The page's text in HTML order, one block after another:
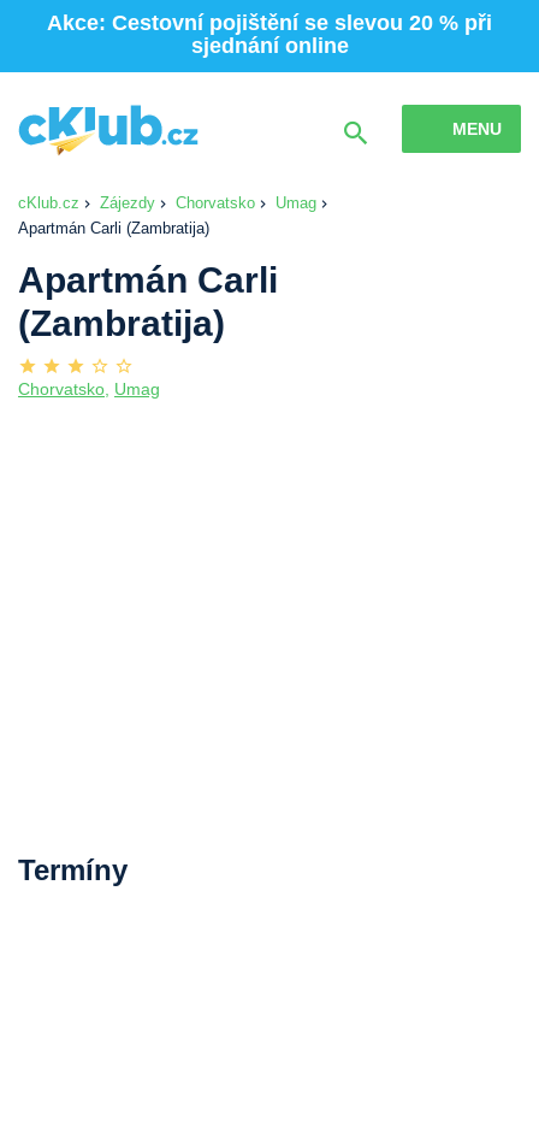
Akce: Cestovní pojištění se slevou 20 % při
sjednání online
MENU
cKlub.cz Zájezdy Chorvatsko
Umag
Apartmán Carli (Zambratija)
Apartmán Carli
(Zambratija)
Chorvatsko, Umag
Termíny